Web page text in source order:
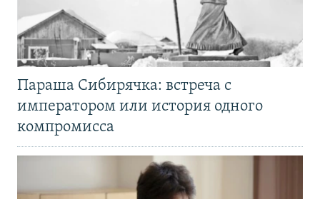
Параша Сибирячка: встреча с
императором или история одного
компромисса